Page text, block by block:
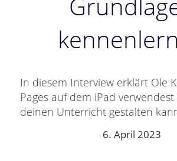
In diesem Interview erklärt Ole
Pages auf dem iPad
deinen Unterricht gestalten
6. April 2023